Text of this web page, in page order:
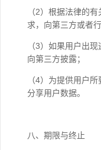
（2）根据法律的
求，向第三方或者
（3）如果用户出
向第三方披露；
（4）为提供用户
分享用户数据。
八、期限与终止